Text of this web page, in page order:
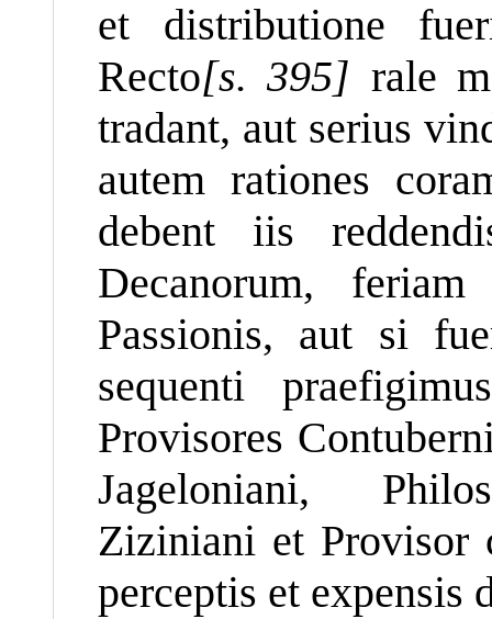
et distributione
Recto[s. 395] rale
tradant, aut serius
autem rationes
debent iis
Decanorum,
Passionis, aut si
sequenti
Provisores
Jageloniani,
Ziziniani et Provisor
perceptis et expensis